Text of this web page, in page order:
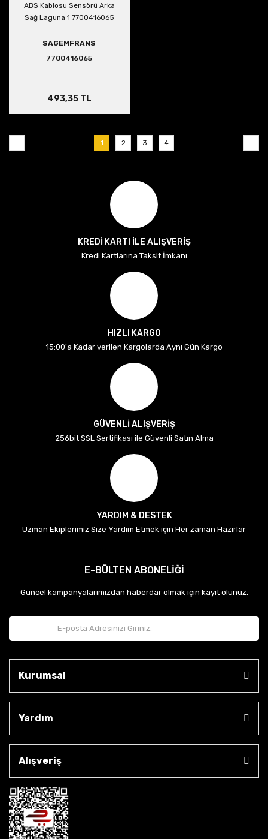
ABS Kablosu Sensörü Arka
Sağ Laguna 1 7700416065
SAGEMFRANS
7700416065
493,35 TL
1 2 3 4
KREDİ KARTI İLE ALIŞVERİŞ
Kredi Kartlarına Taksit İmkanı
HIZLI KARGO
15:00'a Kadar verilen Kargolarda Aynı Gün Kargo
GÜVENLİ ALIŞVERİŞ
256bit SSL Sertifikası ile Güvenli Satın Alma
YARDIM & DESTEK
Uzman Ekiplerimiz Size Yardım Etmek için Her zaman Hazırlar
E-BÜLTEN ABONELİĞİ
Güncel kampanyalarımızdan haberdar olmak için kayıt olunuz.
Kurumsal
Yardım
Alışveriş